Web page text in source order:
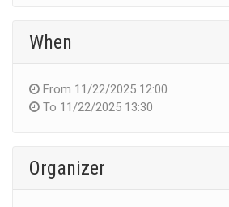
When
From 11/22/2025 12:00
To 11/22/2025 13:30
Organizer